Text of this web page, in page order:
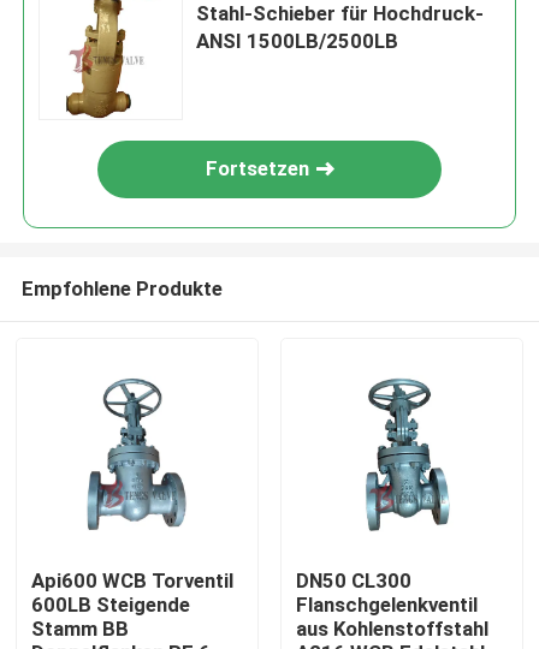
Stahl-Schieber für Hochdruck-
ANSI 1500LB/2500LB
Fortsetzen
Empfohlene Produkte
Api600 WCB Torventil
600LB Steigende
Stamm BB
DN50 CL300
Flanschgelenkventil
aus Kohlenstoffstahl